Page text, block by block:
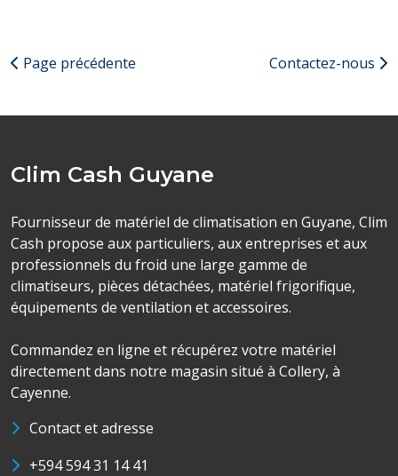
Page précédente Contactez-nous
Clim Cash Guyane
Fournisseur de matériel de climatisation en Guyane, Clim
Cash propose aux particuliers, aux entreprises et aux
professionnels du froid une large gamme de
climatiseurs, pièces détachées, matériel frigorifique,
équipements de ventilation et accessoires.
Commandez en ligne et récupérez votre matériel
directement dans notre magasin situé à Collery, à
Cayenne.
Contact et adresse
+594 594 31 14 41